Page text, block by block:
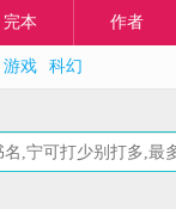
完本 作者
游戏 科幻